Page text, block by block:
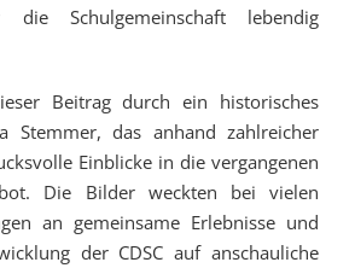
Schulgemeinschaft lebendig
Beitrag durch ein historisches
Stemmer, das anhand zahlreicher
Einblicke in die vergangenen
Die Bilder weckten bei vielen
an gemeinsame Erlebnisse und
der CDSC auf anschauliche